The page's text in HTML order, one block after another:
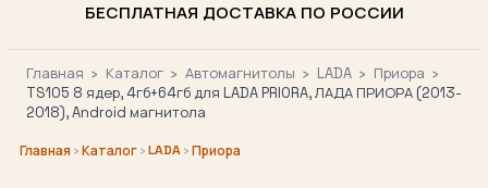
БЕСПЛАТНАЯ ДОСТАВКА ПО РОССИИ
Главная › Каталог › Автомагнитолы › LADA › Приора ›
TS105 8 ядер, 4гб+64гб для LADA PRIORA, ЛАДА ПРИОРА (2013-
2018), Android магнитола
Главная ›Каталог›LADA›Приора